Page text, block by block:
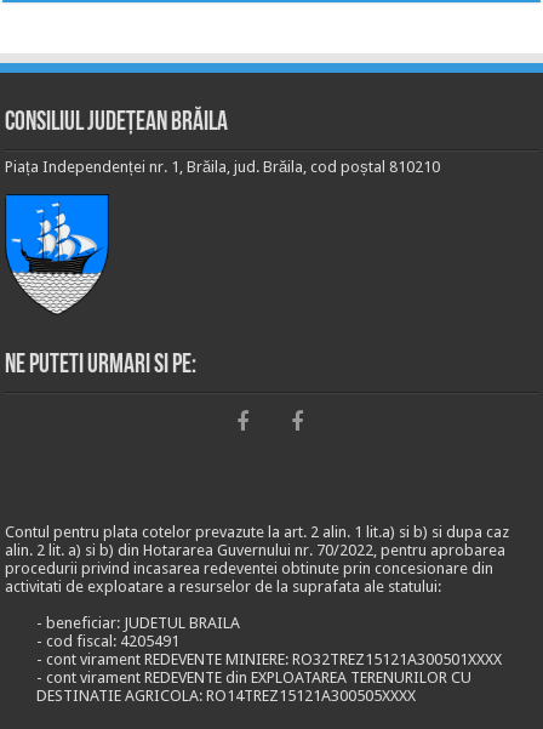
Consiliul Județean Brăila
Piața Independenței nr. 1, Brăila, jud. Brăila, cod poștal 810210
Ne puteti urmari si pe:
Contul pentru plata cotelor prevazute la art. 2 alin. 1 lit.a) si b) si dupa caz
alin. 2 lit. a) si b) din Hotararea Guvernului nr. 70/2022, pentru aprobarea
procedurii privind incasarea redeventei obtinute prin concesionare din
activitati de exploatare a resurselor de la suprafata ale statului:
- beneficiar: JUDETUL BRAILA
- cod fiscal: 4205491
- cont virament REDEVENTE MINIERE: RO32TREZ15121A300501XXXX
- cont virament REDEVENTE din EXPLOATAREA TERENURILOR CU
DESTINATIE AGRICOLA: RO14TREZ15121A300505XXXX